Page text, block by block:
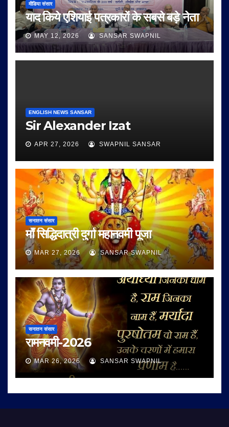
मीडिया संसार
याद किये एशियाई पत्रकारों के सबसे बड़े नेता
MAY 12, 2026 SANSAR SWAPNIL
ENGLISH NEWS SANSAR
Sir Alexander Izat
APR 27, 2026 SWAPNIL SANSAR
सनातन संसार
माँ सिद्धिदात्री दुर्गा महानवमी पूजा
MAR 27, 2026 SANSAR SWAPNIL
सनातन संसार
रामनवमी-2026
MAR 26, 2026 SANSAR SWAPNIL